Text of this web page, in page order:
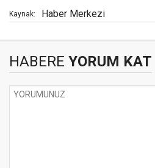
Kaynak: Haber Merkezi
HABERE YORUM KAT